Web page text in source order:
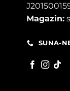
Magazin:
SUNA-